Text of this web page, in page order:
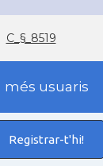
C_§_8519
més usuaris
Registrar-t'hi!